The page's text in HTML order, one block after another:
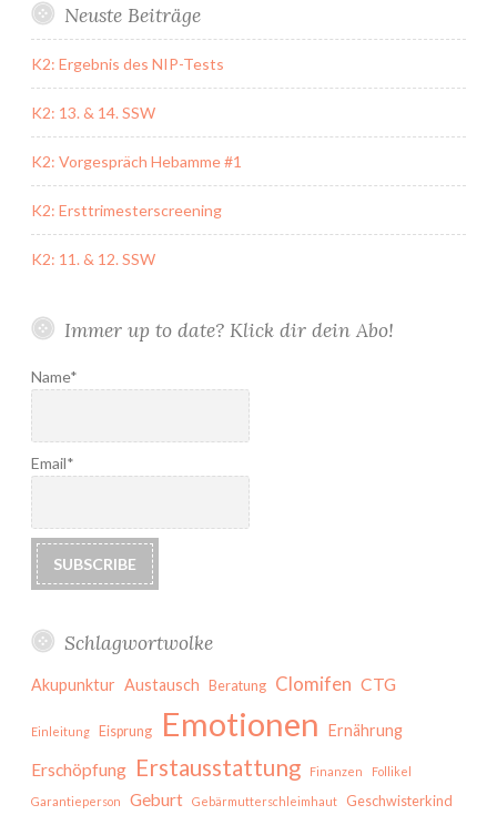
Neuste Beiträge
K2: Ergebnis des NIP-Tests
K2: 13. & 14. SSW
K2: Vorgespräch Hebamme #1
K2: Ersttrimesterscreening
K2: 11. & 12. SSW
Immer up to date? Klick dir dein Abo!
Name*
Email*
Schlagwortwolke
Akupunktur Austausch Beratung Clomifen CTG
Einleitung Eisprung Emotionen Ernährung
Erschöpfung Erstausstattung Finanzen Follikel
Garantieperson Geburt Gebärmutterschleimhaut
Geschwisterkind